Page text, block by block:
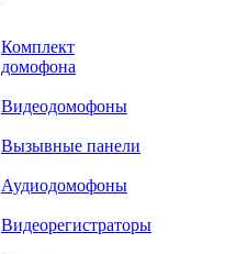
Комплект
домофона
Видеодомофоны
Вызывные панели
Аудиодомофоны
Видеорегистраторы